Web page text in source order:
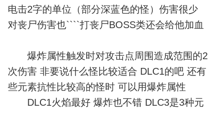
电击2字的单位（部分深蓝色的怪）伤害很少
对丧尸伤害也````打丧尸BOSS类还会给他加血
爆炸属性触发时对攻击点周围造成范围的2
次伤害 非要说什么怪比较适合 DLC1的吧 还有
些元素抗性比较高的怪时 可以用爆炸属性
DLC1火焰最好 爆炸也不错 DLC3是3种元